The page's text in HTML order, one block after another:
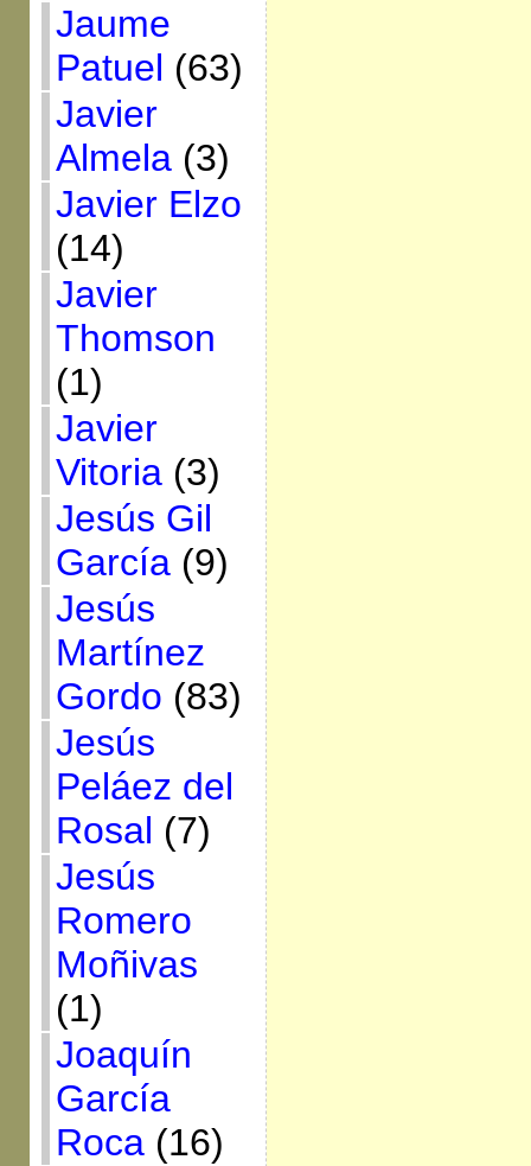
Jaume
Patuel (63)
Javier
Almela(3)
Javier Elzo
(14)
Javier
Thomson
(1)
Javier
Vitoria(3)
Jesús Gil
García(9)
Jesús
Martínez
Gordo (83)
Jesús
Peláez del
Rosal (7)
Jesús
Romero
Moñivas
(1)
Joaquín
García
Roca(16)